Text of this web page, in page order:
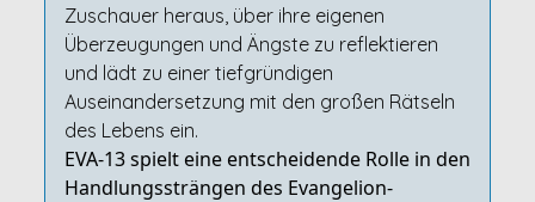
Zuschauer heraus, über ihre eigenen
Überzeugungen und Ängste zu reflektieren
und lädt zu einer tiefgründigen
Auseinandersetzung mit den großen Rätseln
des Lebens ein.
EVA-13 spielt eine entscheidende Rolle in den
Handlungssträngen des Evangelion-